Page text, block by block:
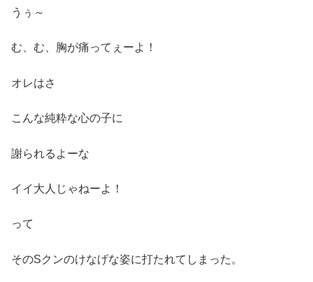
うぅ～
む、む、胸が痛ってぇーよ！
オレはさ
こんな純粋な心の子に
謝られるよーな
イイ大人じゃねーよ！
って
そのSクンのけなげな姿に打たれてしまった。